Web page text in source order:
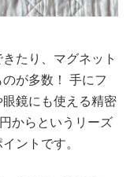
たり、マグネット
が多数！ 手にフ
鏡にも使える精密
からというリーズ
ントです。